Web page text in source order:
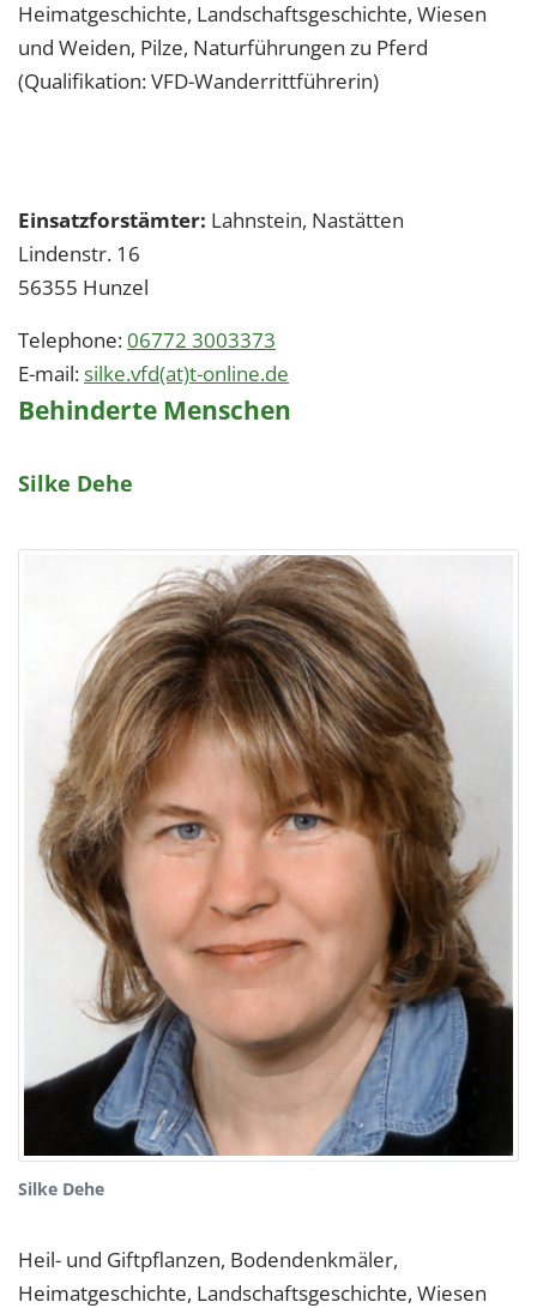
Heimatgeschichte, Landschaftsgeschichte, Wiesen
und Weiden, Pilze, Naturführungen zu Pferd
(Qualifikation: VFD-Wanderrittführerin)
Einsatzforstämter: Lahnstein, Nastätten
Lindenstr. 16
56355 Hunzel
Telephone:06772 3003373
E-mail:silke.vfd(at)t-online.de
Behinderte Menschen
Silke Dehe
Silke Dehe
Heil- und Giftpflanzen, Bodendenkmäler,
Heimatgeschichte, Landschaftsgeschichte, Wiesen